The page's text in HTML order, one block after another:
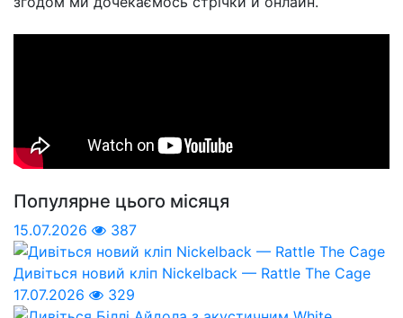
Популярне цього місяця
15.07.2026 387
Дивіться новий кліп Nickelback — Rattle The Cage
17.07.2026
329